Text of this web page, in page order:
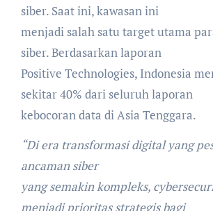
siber. Saat ini, kawasan ini
menjadi salah satu target utama
siber. Berdasarkan laporan
Positive Technologies, Indonesia
sekitar 40% dari seluruh laporan
kebocoran data di Asia Tenggara.
“Di era transformasi digital yang
ancaman siber
yang semakin kompleks,
menjadi prioritas strategis bagi